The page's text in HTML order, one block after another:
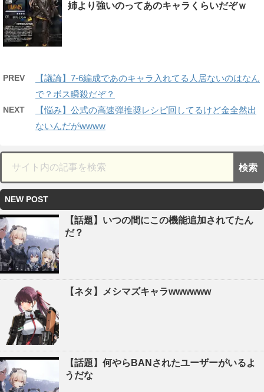
姉より強いのってあのキャラくらいだぞｗ
PREV
【議論】7-6編成であのキャラ入れてる人居ないのはなん
で？ボス瞬殺だぞ？
NEXT
【悩み】公式の高速弾推奨レシピ回してるけど金全然出
ないんだがwwww
NEW POST
【話題】いつの間にこの機能追加されてたん
だ？
【ネタ】メシマズキャラwwwwww
【話題】何やらBANされたユーザーがいるよ
うだな